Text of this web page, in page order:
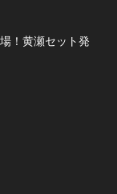
！黄瀬セット発